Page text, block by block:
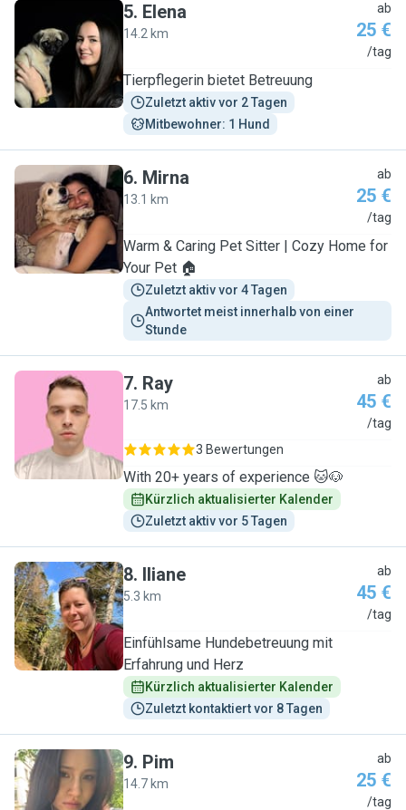
E
5. Elena
14.2 km
ab
25 €
/tag
Tierpflegerin bietet Betreuung
Zuletzt aktiv vor 2 Tagen
Mitbewohner: 1 Hund
M
6. Mirna
13.1 km
ab
25 €
/tag
Warm & Caring Pet Sitter | Cozy Home for
Your Pet 🏠
Zuletzt aktiv vor 4 Tagen
Antwortet meist innerhalb von einer
Stunde
R
7. Ray
17.5 km
ab
45 €
/tag
3 Bewertungen
With 20+ years of experience 🐱🐶
Kürzlich aktualisierter Kalender
Zuletzt aktiv vor 5 Tagen
I
8. Iliane
5.3 km
ab
45 €
/tag
Einfühlsame Hundebetreuung mit
Erfahrung und Herz
Kürzlich aktualisierter Kalender
Zuletzt kontaktiert vor 8 Tagen
P
9. Pim
14.7 km
ab
25 €
/tag